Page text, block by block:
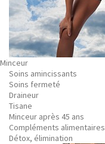
Minceur
Soins amincissants
Soins fermeté
Draineur
Tisane
Minceur après 45 ans
Compléments alimentaires
Détox, élimination